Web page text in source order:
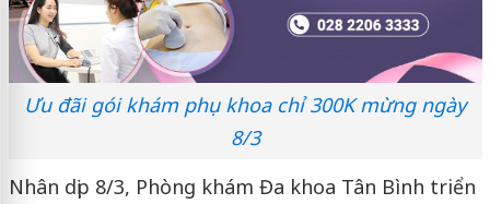
Ưu đãi gói khám phụ khoa chỉ 300K mừng ngày
8/3
Nhân dịp 8/3, Phòng khám Đa khoa Tân Bình triển